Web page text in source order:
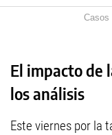
Casos
El impacto de
los análisis
Este viernes por la